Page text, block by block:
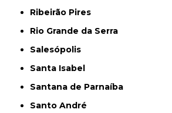
Ribeirão Pires
Rio Grande da Serra
Salesópolis
Santa Isabel
Santana de Parnaíba
Santo André